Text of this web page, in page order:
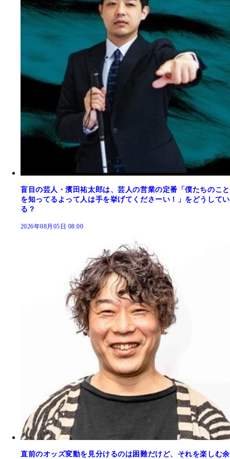
盲目の芸人・濱田祐太郎は、芸人の営業の定番「僕たちのこと
を知ってるよって人は手を挙げてくださーい！」をどうしてい
る？
2026年08月05日 08:00
直前のオッズ変動を見分けるのは困難だけど、それを楽しむ余